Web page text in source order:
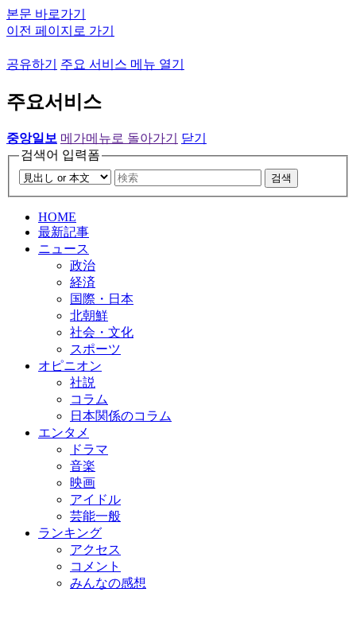
본문 바로가기
이전 페이지로 가기
공유하기 주요 서비스 메뉴 열기
주요서비스
중앙일보 메가메뉴로 돌아가기
닫기
검색어 입력폼
검색
HOME
最新記事
ニュース
政治
経済
国際・日本
北朝鮮
社会・文化
スポーツ
オピニオン
社説
コラム
日本関係のコラム
エンタメ
ドラマ
音楽
映画
アイドル
芸能一般
ランキング
アクセス
コメント
みんなの感想